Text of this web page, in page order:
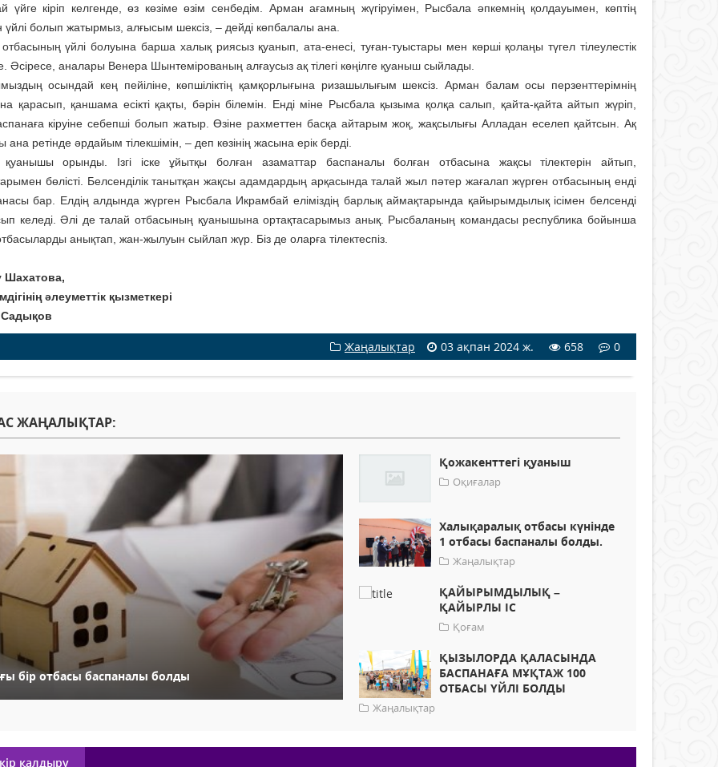
үйге кіріп келгенде, өз көзіме өзім сенбедім. Арман ағамның жүгіруімен, Рысбала әпкемнің қолдауымен, көптің
үйлі болып жатырмыз, алғысым шексіз, – дейді көпбалалы ана.
үйлі болуына барша халық риясыз қуанып, ата-енесі, туған-туыстары мен көрші қолаңы тү­гел тілеулестік
Әсіре­се, аналары Венера Шынтемірованың алғаусыз ақ тілегі көңілге қуаныш сыйлады.
осындай кең пей­іліне, көпшіліктің қамқорлығына риза­шылығым шексіз. Арман балам осы перзенттерім­нің
қарасып, қаншама есікті қақты, бәрін білемін. Енді міне Рысбала қызыма қолқа салып, қайта-қайта айтып жүріп,
кіруіне себепші бо­лып жатыр. Өзіне рахметтен бас­қа айтарым жоқ, жақсылығы Алладан еселеп қайтсын. Ақ
ана ретінде әрдайым тілекшімін, – деп көзінің жасына ерік берді.
орынды. Ізгі іске ұйытқы болған азаматтар бас­пана­лы болған отбасына жақсы тілек­терін айтып,
бө­лісті. Белсен­ділік танытқан жақсы адамдардың арқасында талай жыл пәтер жағалап жүрген отбасының енді
бар. Елдің алдында жүрген Рысбала Икрамбай еліміздің барлық аймақтарында қайырымдылық ісі­мен белсенді
келеді. Әлі де талай отбасының қуанышына ор­тақ­тасарымыз анық. Рысбаланың ко­ман­дасы республика бойынша
анықтап, жан-жылуын сыйлап жүр. Біз де оларға тілектеспіз.
Шахатова,
әлеуметтік қызметкері
Жаңалықтар 03 ақпан 2024 ж. 658 0
ЖАҢАЛЫҚТАР:
бір отбасы баспаналы болды
Қожакенттегі қуаныш
Оқиғалар
Халықаралық отбасы күнінде
1 отбасы баспаналы болды.
Жаңалықтар
ҚАЙЫРЫМДЫЛЫҚ –
ҚАЙЫРЛЫ ІС
Қоғам
ҚЫЗЫЛОРДА ҚАЛАСЫНДА
БАСПАНАҒА МҰҚТАЖ 100
ОТБАСЫ ҮЙЛІ БОЛДЫ
Жаңалықтар
қалдыру